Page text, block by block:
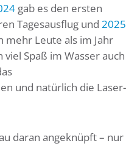
gab es den ersten
Tagesausflug und 2025
mehr Leute als im Jahr
Spaß im Wasser auch
und natürlich die Laser-
daran angeknüpft – nur